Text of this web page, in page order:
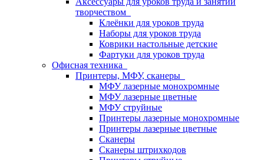
творчеством
Клеёнки для уроков труда
Наборы для уроков труда
Коврики настольные детские
Фартуки для уроков труда
Офисная техника
Принтеры, МФУ, сканеры
МФУ лазерные монохромные
МФУ лазерные цветные
МФУ струйные
Принтеры лазерные монохромные
Принтеры лазерные цветные
Сканеры
Сканеры штрихкодов